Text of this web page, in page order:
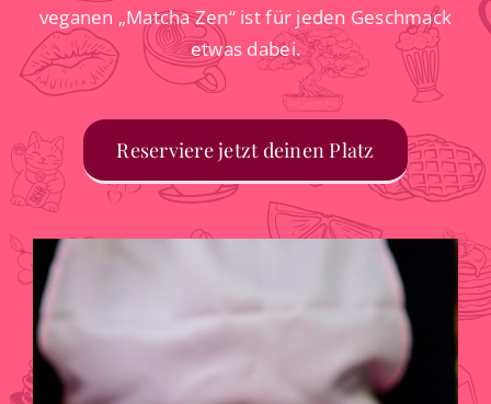
veganen „Matcha Zen“ ist für jeden Geschmack
etwas dabei.
Reserviere jetzt deinen Platz